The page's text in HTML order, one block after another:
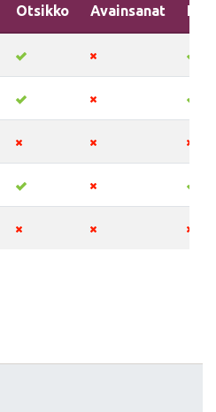
Otsikko Avainsanat